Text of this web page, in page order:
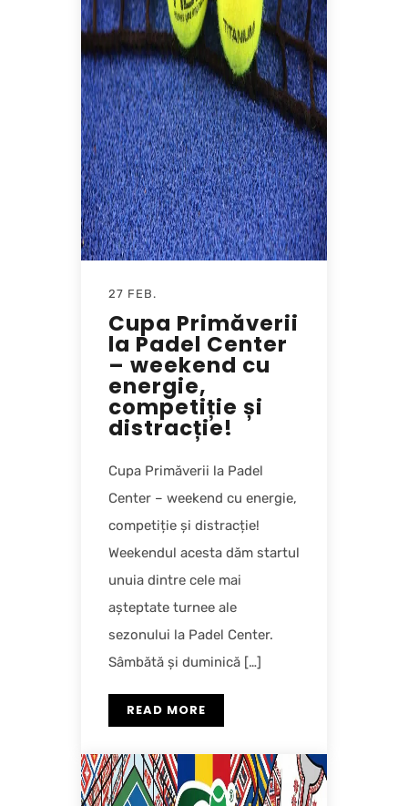
27 FEB.
Cupa Primăverii
la Padel Center
– weekend cu
energie,
competiție și
distracție!
Cupa Primăverii la Padel
Center – weekend cu energie,
competiție și distracție!
Weekendul acesta dăm startul
unuia dintre cele mai
așteptate turnee ale
sezonului la Padel Center.
Sâmbătă și duminică […]
READ MORE